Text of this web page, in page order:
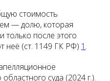
стоимость
— долю, которая
только после этого
неё (ст. 1149 ГК РФ) 1 .
суда (2024 г.).